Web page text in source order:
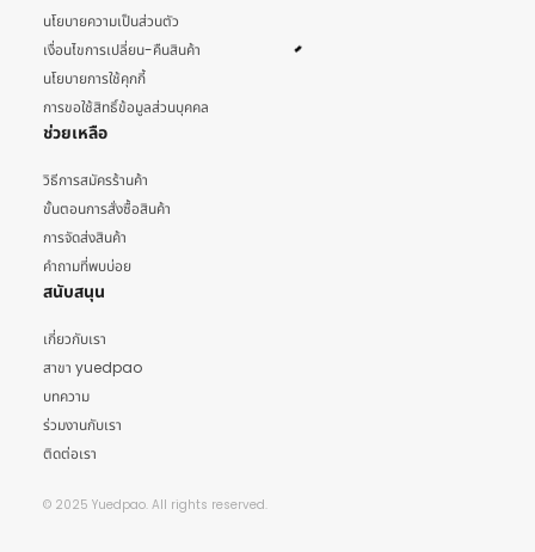
นโยบายความเป็นส่วนตัว
เงื่อนไขการเปลี่ยน-คืนสินค้า
นโยบายการใช้คุกกี้
การขอใช้สิทธิ์ข้อมูลส่วนบุคคล
ช่วยเหลือ
วิธีการสมัครร้านค้า
ขั้นตอนการสั่งซื้อสินค้า
การจัดส่งสินค้า
คำถามที่พบบ่อย
สนับสนุน
เกี่ยวกับเรา
สาขา yuedpao
บทความ
ร่วมงานกับเรา
ติดต่อเรา
© 2025 Yuedpao. All rights reserved.